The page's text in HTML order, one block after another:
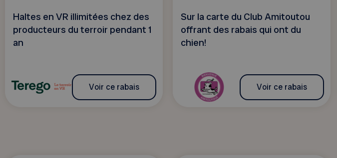
Haltes en VR illimitées chez des
producteurs du terroir pendant 1
an
Voir ce rabais
Sur la carte du Club Amitoutou
offrant des rabais qui ont du
chien!
Voir ce rabais